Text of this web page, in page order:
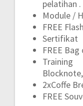
pelatihan .
Module /
FREE
Sertifikat
FREE
2xCoffe
FREE